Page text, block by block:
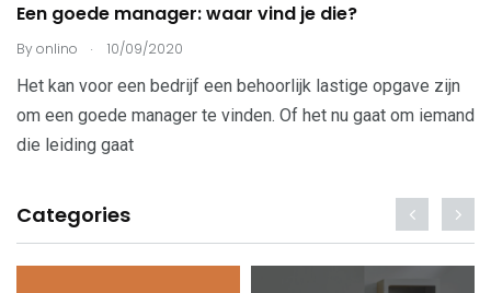
Een goede manager: waar vind je die?
Byonlino . 10/09/2020
Het kan voor een bedrijf een behoorlijk lastige opgave zijn
om een goede manager te vinden. Of het nu gaat om iemand
die leiding gaat
Categories